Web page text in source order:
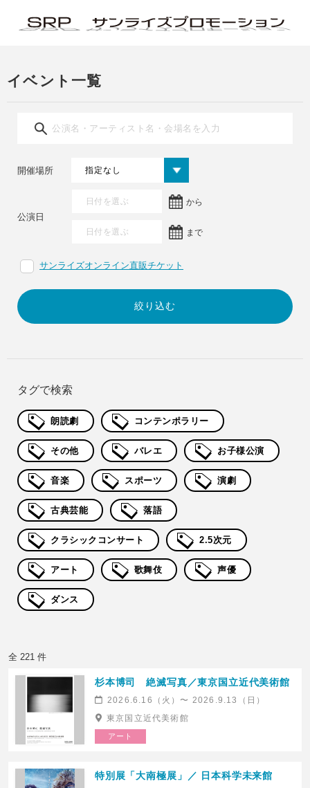
イベント一覧
公演日
から
まで
開催場所
サンライズオンライン直販チケット
タグで検索
朗読劇 コンテンポラリー
その他 バレエ お子様公演
音楽 スポーツ 演劇
古典芸能 落語
クラシックコンサート 2.5次元
アート 歌舞伎 声優
ダンス
全 221 件
杉本博司 絶滅写真／東京国立近代美術館
2026.6.16（火）〜 2026.9.13（日）
東京国立近代美術館
アート
特別展「大南極展」／ 日本科学未来館